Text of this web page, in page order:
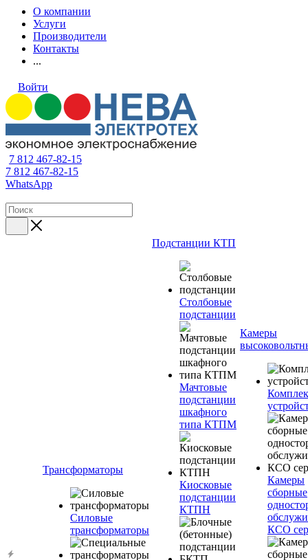
О компании
Услуги
Производители
Контакты
...
Войти
7 812 467-82-15
7 812 467-82-15
WhatsApp
Трансформаторы
Силовые
трансформаторы
Подстанции КТП
Столбовые
подстанции
Мачтовые
подстанции
шкафного
типа КТПМ
Киосковые
подстанции
КТПН
Камеры
Камеры
сборные
КСО